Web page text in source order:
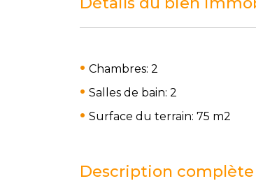
Chambres: 2
Salles de bain: 2
Surface du terrain: 75 m2
Description complète